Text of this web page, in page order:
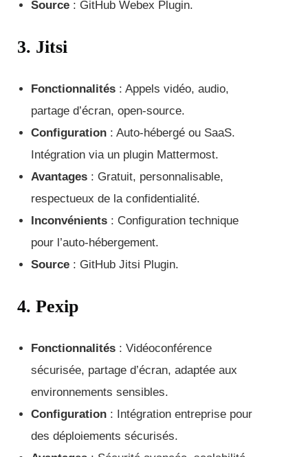
Source : GitHub Webex Plugin.
3. Jitsi
Fonctionnalités : Appels vidéo, audio,
partage d’écran, open-source.
Configuration : Auto-hébergé ou SaaS.
Intégration via un plugin Mattermost.
Avantages : Gratuit, personnalisable,
respectueux de la confidentialité.
Inconvénients : Configuration technique
pour l’auto-hébergement.
Source : GitHub Jitsi Plugin.
4. Pexip
Fonctionnalités : Vidéoconférence
sécurisée, partage d’écran, adaptée aux
environnements sensibles.
Configuration : Intégration entreprise pour
des déploiements sécurisés.